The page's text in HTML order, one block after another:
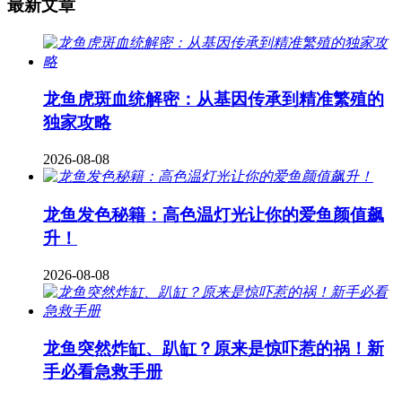
最新文章
龙鱼虎斑血统解密：从基因传承到精准繁殖的
独家攻略
2026-08-08
龙鱼发色秘籍：高色温灯光让你的爱鱼颜值飙
升！
2026-08-08
龙鱼突然炸缸、趴缸？原来是惊吓惹的祸！新
手必看急救手册